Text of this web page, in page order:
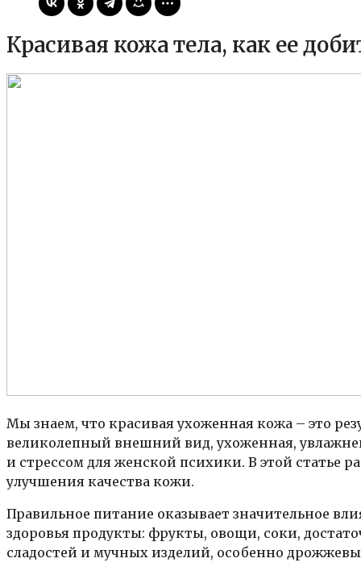
Красивая кожа тела, как ее
Мы знаем, что красивая ухоженная кожа – это
великолепный внешний вид, ухоженная,
и стрессом для женской психики. В этой статье
улучшения качества кожи.
Правильное питание оказывает значительное
здоровья продукты: фрукты, овощи, соки,
сладостей и мучных изделий, особенно